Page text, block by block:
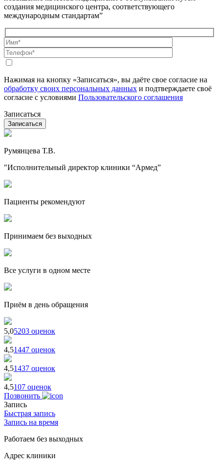
создания медицинского центра, соответствующего
международным стандартам”
Нажимая на кнопку «Записаться», вы даёте свое согласие на
обработку своих персональных данных и подтверждаете своё
согласие с условиями Пользовательского соглашения
Записаться
Румянцева Т.В.
"Исполнительный директор клиники “Армед”
Пациенты рекомендуют
Принимаем без выходных
Все услуги в одном месте
Приём в день обращения
5,05203 оценок
4,51447 оценок
4,51437 оценок
4,5107 оценок
Позвонить
Запись
Быстрая запись
Запись на время
Работаем без выходных
Адрес клиники